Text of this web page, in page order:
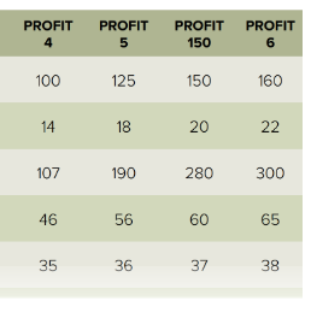
động cơ điện áp cực thấp với
Hz, điều cần thiết là phải cung cấp
có thể hoạt động liên tục lên đến
lượng thấp. Quạt được thiết kế
không cần bảo trì.
nước là IP24.